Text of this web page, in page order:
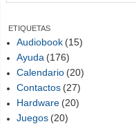
ETIQUETAS
Audiobook (15)
Ayuda (176)
Calendario (20)
Contactos (27)
Hardware (20)
Juegos (20)